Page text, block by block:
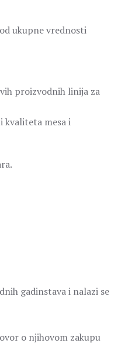
ukupne vrednosti
proizvodnih linija za
kvaliteta mesa i
gadinstava i nalazi se
o njihovom zakupu